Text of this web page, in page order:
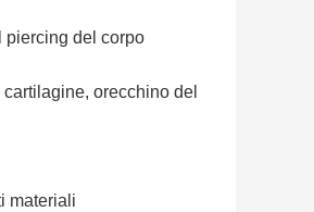
piercing del corpo
orecchino del
materiali